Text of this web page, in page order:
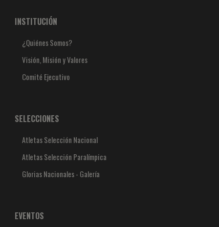
INSTITUCIÓN
¿Quiénes Somos?
Visión, Misión y Valores
Comité Ejecutivo
SELECCIONES
Atletas Selección Nacional
Atletas Selección Paralímpica
Glorias Nacionales - Galería
EVENTOS